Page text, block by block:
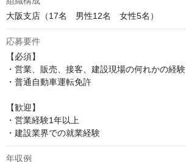
大阪支店（17名　男性12名　女性5名）
応募要件
【必須】
・営業、販売、接客、建設現場の何れかの経験
・普通自動車運転免許
【歓迎】
・営業経験1年以上
・建設業界での就業経験
年収例